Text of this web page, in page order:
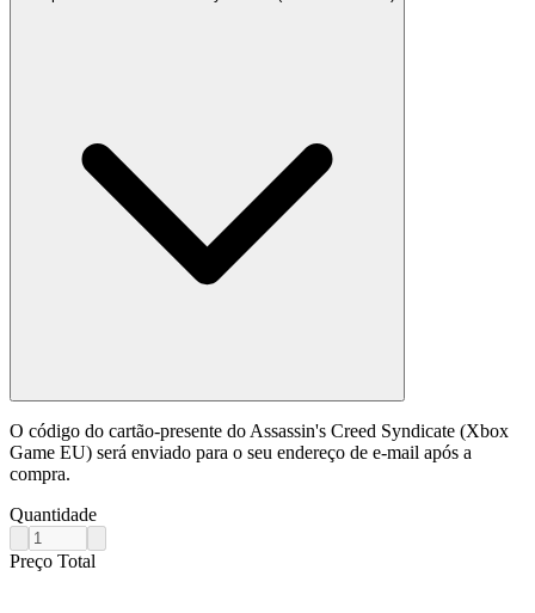
O código do cartão-presente do Assassin's Creed Syndicate (Xbox
Game EU) será enviado para o seu endereço de e-mail após a
compra.
Quantidade
Preço Total